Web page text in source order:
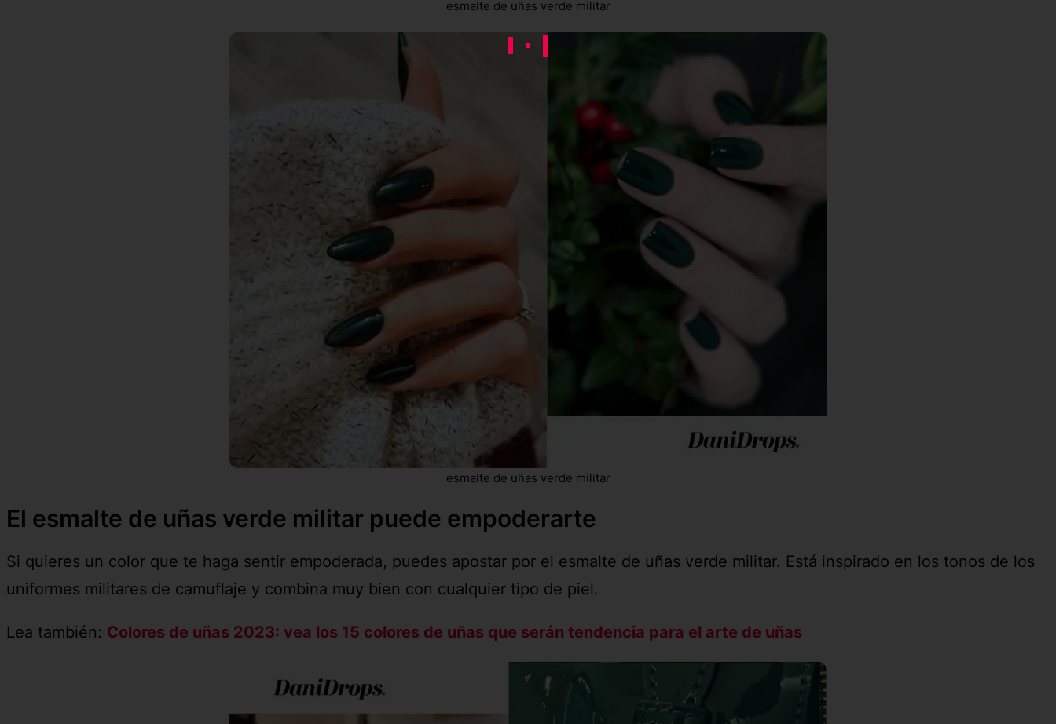
esmalte de uñas verde militar
esmalte de uñas verde militar
El esmalte de uñas verde militar puede empoderarte
Si quieres un color que te haga sentir empoderada, puedes apostar por el esmalte de uñas verde militar. Está inspirado en los tonos de los
uniformes militares de camuflaje y combina muy bien con cualquier tipo de piel.
Lea también: Colores de uñas 2023: vea los 15 colores de uñas que serán tendencia para el arte de uñas